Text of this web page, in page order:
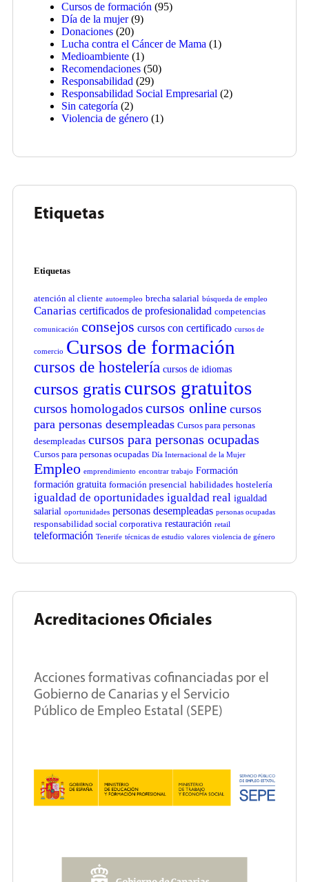
Cursos de formación (95)
Día de la mujer(9)
Donaciones (20)
Lucha contra el Cáncer de Mama (1)
Medioambiente (1)
Recomendaciones (50)
Responsabilidad (29)
Responsabilidad Social Empresarial (2)
Sin categoría (2)
Violencia de género (1)
Etiquetas
Etiquetas
atención al cliente autoempleo brecha salarial búsqueda de empleo
Canarias certificados de profesionalidad competencias
comunicación consejos cursos con certificado cursos de
comercio Cursos de formación
cursos de hostelería cursos de idiomas
cursos gratis cursos gratuitos
cursos homologadoscursos online cursos
para personas desempleadas Cursos para personas
desempleadas cursos para personas ocupadas
Cursos para personas ocupadas Día Internacional de la Mujer
Empleo emprendimiento encontrar trabajo Formación
formación gratuita formación presencial habilidades hostelería
igualdad de oportunidades igualdad real igualdad
salarial oportunidades personas desempleadas personas ocupadas
responsabilidad social corporativa restauración retail
teleformación Tenerife técnicas de estudio valores violencia de género
Acreditaciones Oficiales
Acciones formativas cofinanciadas por el
Gobierno de Canarias y el Servicio
Público de Empleo Estatal (SEPE)